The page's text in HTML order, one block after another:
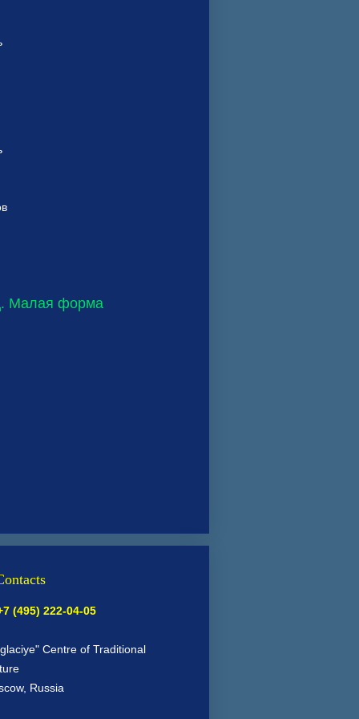
форма
(495) 222-04-05
Centre of Traditional
Russia